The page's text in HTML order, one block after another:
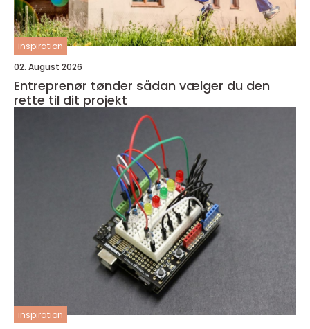
inspiration
02. August 2026
Entreprenør tønder sådan vælger du den
rette til dit projekt
inspiration